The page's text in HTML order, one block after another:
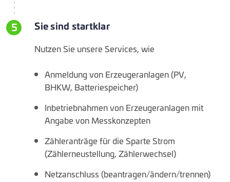
5 Sie sind startklar
Nutzen Sie unsere Services, wie
Anmeldung von Erzeugeranlagen (PV,
BHKW, Batteriespeicher)
Inbetriebnahmen von Erzeugeranlagen mit
Angabe von Messkonzepten
Zähleranträge für die Sparte Strom
(Zählerneustellung, Zählerwechsel)
Netzanschluss (beantragen/ändern/trennen)